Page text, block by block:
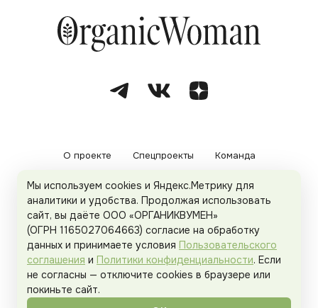
О проекте Спецпроекты Команда
Рекламодателям Политика конфиденциальности
Пользовательское соглашение
Organicwoman.ru . Все права защищены.
Мы используем cookies и Яндекс.Метрику для
аналитики и удобства. Продолжая использовать
сайт, вы даёте ООО «ОРГАНИКВУМЕН»
(ОГРН 1165027064663) согласие на обработку
данных и принимаете условия Пользовательского
соглашения и Политики конфиденциальности. Если
не согласны — отключите cookies в браузере или
покиньте сайт.